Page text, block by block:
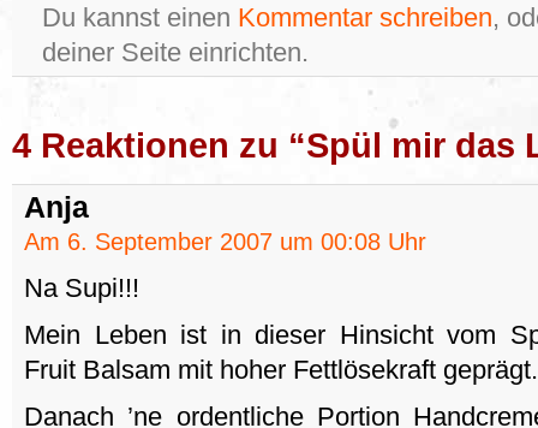
Du kannst einen Kommentar schreiben,
deiner Seite einrichten.
4 Reaktionen zu “Spül mir das
Anja
Am 6. September 2007 um 00:08 Uhr
Na Supi!!!
Mein Leben ist in dieser Hinsicht vom
Fruit Balsam mit hoher Fettlösekraft geprägt.
Danach ’ne ordentliche Portion